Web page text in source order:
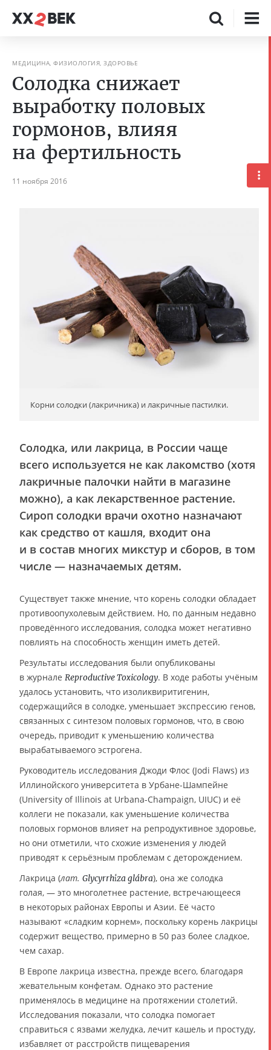
МЕДИЦИНА, ФИЗИОЛОГИЯ, ЗДОРОВЬЕ
Солодка снижает
выработку половых
гормонов, влияя
на фертильность
11 ноября 2016
Корни солодки (лакричника) и лакричные пастилки.
Солодка, или лакрица, в России чаще
всего используется не как лакомство (хотя
лакричные палочки найти в магазине
можно), а как лекарственное растение.
Сироп солодки врачи охотно назначают
как средство от кашля, входит она
и в состав многих микстур и сборов, в том
числе — назначаемых детям.
Существует также мнение, что корень солодки обладает
противоопухолевым действием. Но, по данным недавно
проведённого исследования, солодка может негативно
повлиять на способность женщин иметь детей.
Результаты исследования были опубликованы
в журнале Reproductive Toxicology. В ходе работы учёным
удалось установить, что изоликвиритигенин,
содержащийся в солодке, уменьшает экспрессию генов,
связанных с синтезом половых гормонов, что, в свою
очередь, приводит к уменьшению количества
вырабатываемого эстрогена.
Руководитель исследования Джоди Флос (Jodi Flaws) из
Иллинойского университета в Урбане-Шампейне
(University of Illinois at Urbana-Champaign, UIUC) и её
коллеги не показали, как уменьшение количества
половых гормонов влияет на репродуктивное здоровье,
но они отметили, что схожие изменения у людей
приводят к серьёзным проблемам с деторождением.
Лакрица (лат. Glycyrrhí́za glábra), она же солодка
голая, — это многолетнее растение, встречающееся
в некоторых районах Европы и Азии. Её часто
называют «сладким корнем», поскольку корень лакрицы
содержит вещество, примерно в 50 раз более сладкое,
чем сахар.
В Европе лакрица известна, прежде всего, благодаря
жевательным конфетам. Однако это растение
применялось в медицине на протяжении столетий.
Исследования показали, что солодка помогает
справиться с язвами желудка, лечит кашель и простуду,
избавляет от расстройств пищеварения